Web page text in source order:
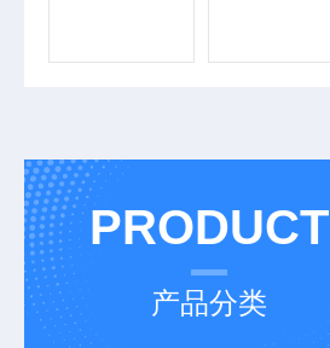
PRODUCT
产品分类